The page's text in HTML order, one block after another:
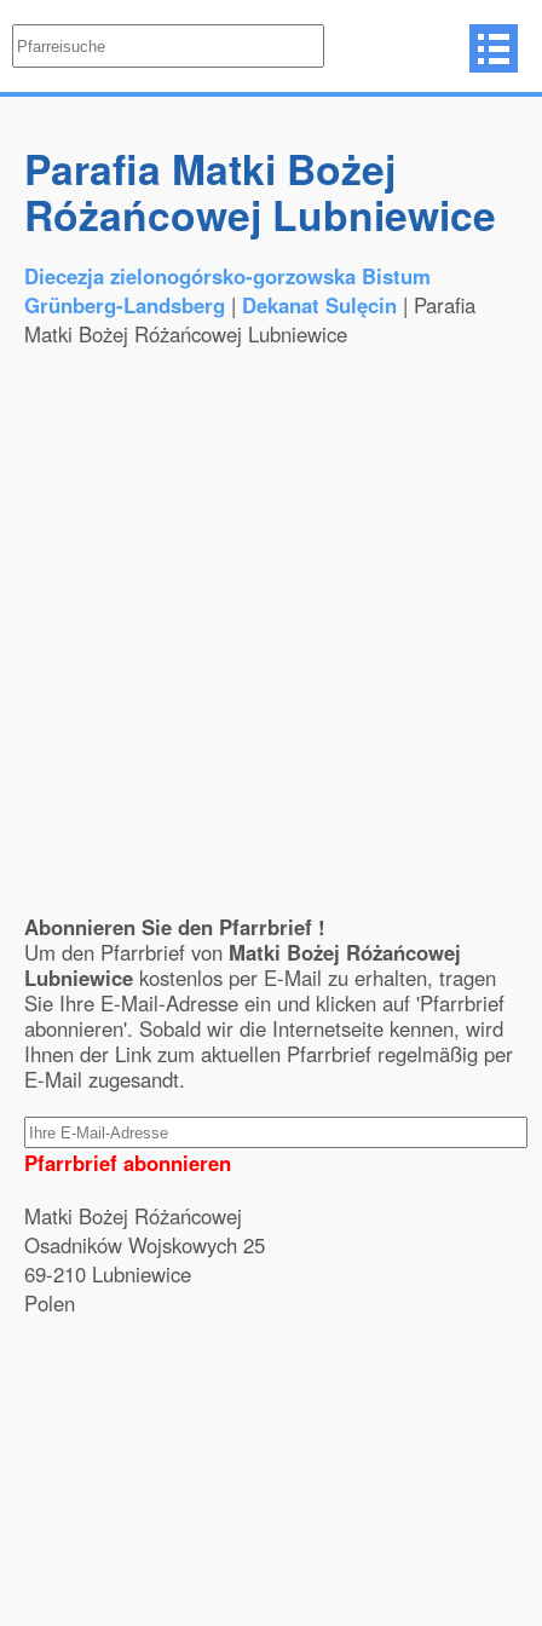
Parafia Matki Bożej
Różańcowej Lubniewice
Diecezja zielonogórsko-gorzowska Bistum
Grünberg-Landsberg | Dekanat Sulęcin | Parafia
Matki Bożej Różańcowej Lubniewice
Abonnieren Sie den Pfarrbrief !
Um den Pfarrbrief von Matki Bożej Różańcowej
Lubniewice kostenlos per E-Mail zu erhalten, tragen
Sie Ihre E-Mail-Adresse ein und klicken auf 'Pfarrbrief
abonnieren'. Sobald wir die Internetseite kennen, wird
Ihnen der Link zum aktuellen Pfarrbrief regelmäßig per
E-Mail zugesandt.
Pfarrbrief abonnieren
Matki Bożej Różańcowej
Osadników Wojskowych 25
69-210 Lubniewice
Polen